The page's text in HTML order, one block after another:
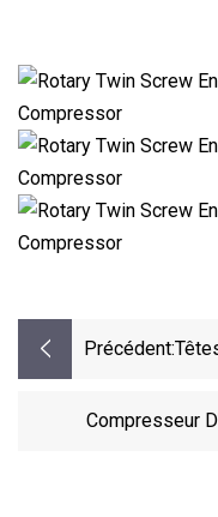
Précédent:
Compresseur